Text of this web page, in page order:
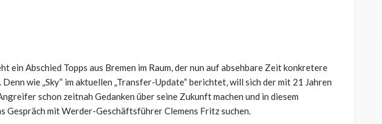
ein Abschied Topps aus Bremen im Raum, der nun auf absehbare Zeit konkretere
wie „Sky“ im aktuellen „Transfer-Update“ berichtet, will sich der mit 21 Jahren
schon zeitnah Gedanken über seine Zukunft machen und in diesem
Gespräch mit Werder-Geschäftsführer Clemens Fritz suchen.